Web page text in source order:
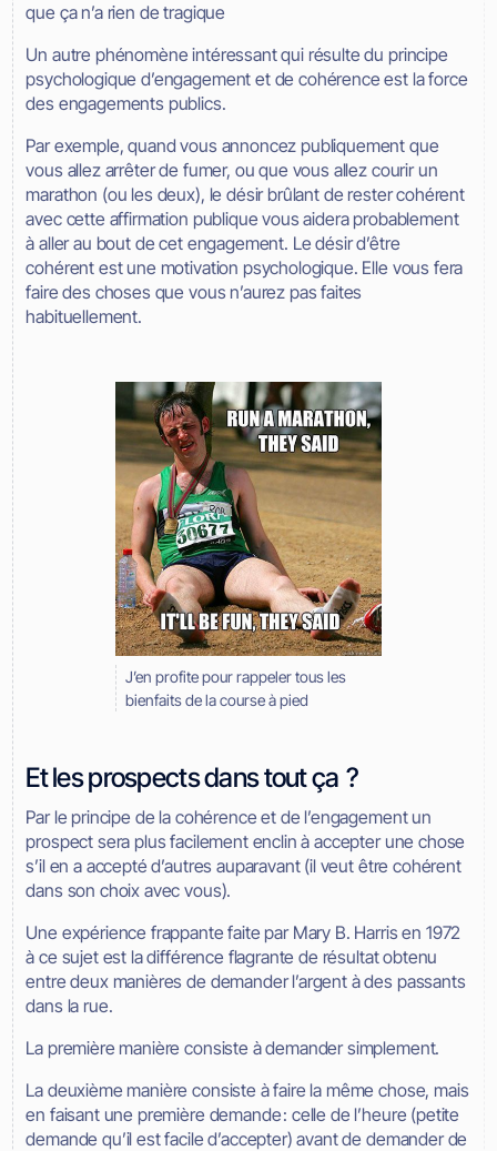
que ça n’a rien de tragique
Un autre phénomène intéressant qui résulte du principe
psychologique d’engagement et de cohérence est la force
des engagements publics.
Par exemple, quand vous annoncez publiquement que
vous allez arrêter de fumer, ou que vous allez courir un
marathon (ou les deux), le désir brûlant de rester cohérent
avec cette affirmation publique vous aidera probablement
à aller au bout de cet engagement. Le désir d’être
cohérent est une motivation psychologique. Elle vous fera
faire des choses que vous n’aurez pas faites
habituellement.
J’en profite pour rappeler tous les
bienfaits de la course à pied
Et les prospects dans tout ça ?
Par le principe de la cohérence et de l’engagement un
prospect sera plus facilement enclin à accepter une chose
s’il en a accepté d’autres auparavant (il veut être cohérent
dans son choix avec vous).
Une expérience frappante faite par Mary B. Harris en 1972
à ce sujet est la différence flagrante de résultat obtenu
entre deux manières de demander l’argent à des passants
dans la rue.
La première manière consiste à demander simplement.
La deuxième manière consiste à faire la même chose, mais
en faisant une première demande : celle de l’heure (petite
demande qu’il est facile d’accepter) avant de demander de